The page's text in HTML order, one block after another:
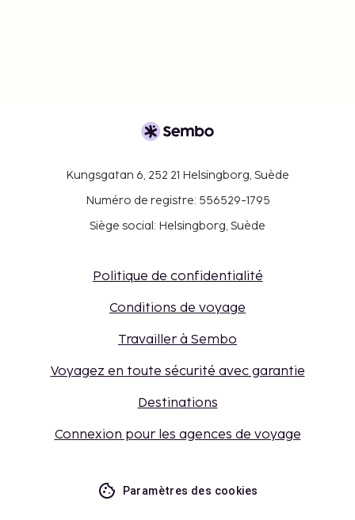
Kungsgatan 6, 252 21 Helsingborg, Suède
Numéro de registre: 556529-1795
Siège social: Helsingborg, Suède
Politique de confidentialité
Conditions de voyage
Travailler à Sembo
Voyagez en toute sécurité avec garantie
Destinations
Connexion pour les agences de voyage
Paramètres des cookies